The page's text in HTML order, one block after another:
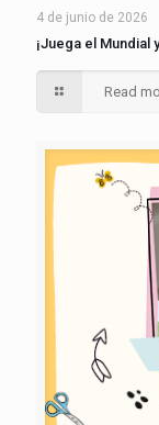
4 de junio de 2026
¡Juega el Mundial
Read